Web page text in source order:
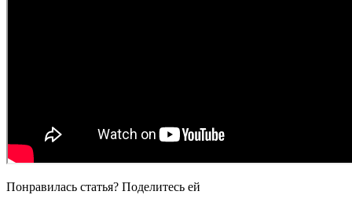
Понравилась статья? Поделитесь ей